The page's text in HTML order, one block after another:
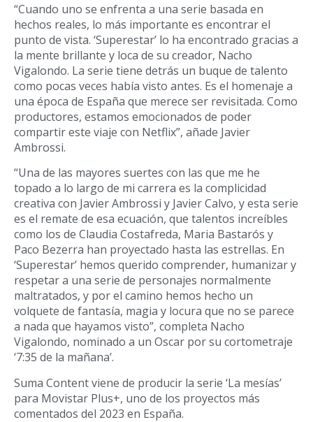
“Cuando uno se enfrenta a una serie basada en
hechos reales, lo más importante es encontrar el
punto de vista. ‘Superestar’ lo ha encontrado gracias a
la mente brillante y loca de su creador, Nacho
Vigalondo. La serie tiene detrás un buque de talento
como pocas veces había visto antes. Es el homenaje a
una época de España que merece ser revisitada. Como
productores, estamos emocionados de poder
compartir este viaje con Netflix”, añade Javier
Ambrossi.
“Una de las mayores suertes con las que me he
topado a lo largo de mi carrera es la complicidad
creativa con Javier Ambrossi y Javier Calvo, y esta serie
es el remate de esa ecuación, que talentos increíbles
como los de Claudia Costafreda, Maria Bastarós y
Paco Bezerra han proyectado hasta las estrellas. En
‘Superestar’ hemos querido comprender, humanizar y
respetar a una serie de personajes normalmente
maltratados, y por el camino hemos hecho un
volquete de fantasía, magia y locura que no se parece
a nada que hayamos visto”, completa Nacho
Vigalondo, nominado a un Oscar por su cortometraje
‘7:35 de la mañana’.
Suma Content viene de producir la serie ‘La mesías’
para Movistar Plus+, uno de los proyectos más
comentados del 2023 en España.